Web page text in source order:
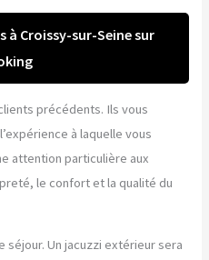
à Croissy-sur-Seine sur
précédents. Ils vous
à laquelle vous
attention particulière aux
le confort et la qualité du
séjour. Un jacuzzi extérieur sera